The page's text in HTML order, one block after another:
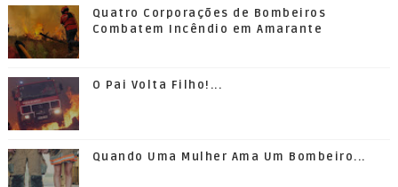
Quatro Corporações de Bombeiros
Combatem Incêndio em Amarante
O Pai Volta Filho!...
Quando Uma Mulher Ama Um Bombeiro...